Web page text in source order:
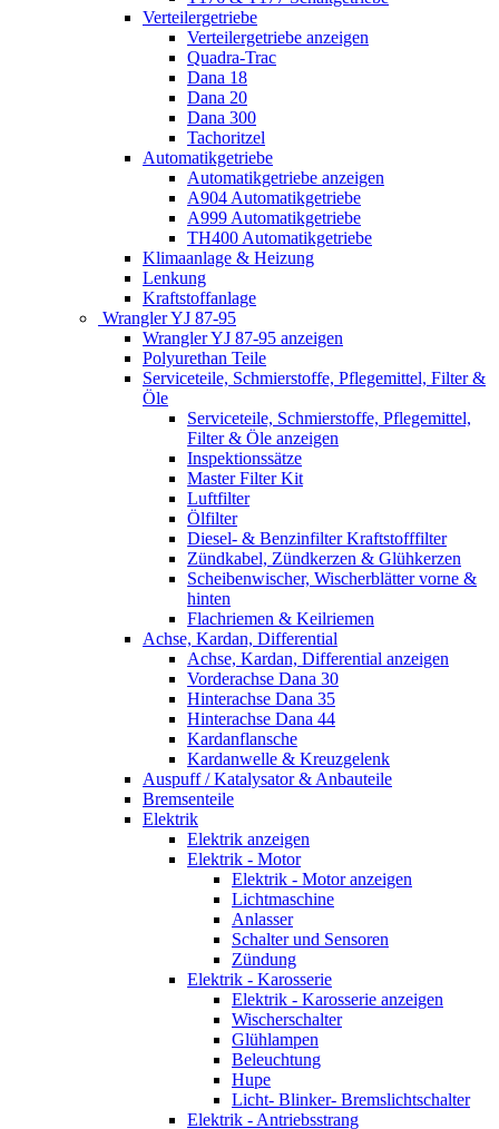
Verteilergetriebe
Verteilergetriebe anzeigen
Quadra-Trac
Dana 18
Dana 20
Dana 300
Tachoritzel
Automatikgetriebe
Automatikgetriebe anzeigen
A904 Automatikgetriebe
A999 Automatikgetriebe
TH400 Automatikgetriebe
Klimaanlage & Heizung
Lenkung
Kraftstoffanlage
Wrangler YJ 87-95
Wrangler YJ 87-95 anzeigen
Polyurethan Teile
Serviceteile, Schmierstoffe, Pflegemittel, Filter &
Öle
Serviceteile, Schmierstoffe, Pflegemittel,
Filter & Öle anzeigen
Inspektionssätze
Master Filter Kit
Luftfilter
Ölfilter
Diesel- & Benzinfilter Kraftstofffilter
Zündkabel, Zündkerzen & Glühkerzen
Scheibenwischer, Wischerblätter vorne &
hinten
Flachriemen & Keilriemen
Achse, Kardan, Differential
Achse, Kardan, Differential anzeigen
Vorderachse Dana 30
Hinterachse Dana 35
Hinterachse Dana 44
Kardanflansche
Kardanwelle & Kreuzgelenk
Auspuff / Katalysator & Anbauteile
Bremsenteile
Elektrik
Elektrik anzeigen
Elektrik - Motor
Elektrik - Motor anzeigen
Lichtmaschine
Anlasser
Schalter und Sensoren
Zündung
Elektrik - Karosserie
Elektrik - Karosserie anzeigen
Wischerschalter
Glühlampen
Beleuchtung
Hupe
Licht- Blinker- Bremslichtschalter
Elektrik - Antriebsstrang